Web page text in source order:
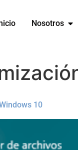
Nosotros
10